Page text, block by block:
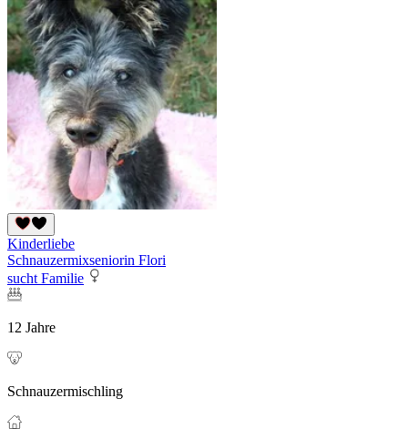
Kinderliebe
Schnauzermixseniorin Flori
sucht Familie
12 Jahre
Schnauzermischling